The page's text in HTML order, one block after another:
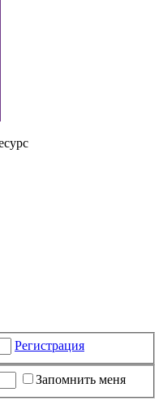
Регистрация
Запомнить меня